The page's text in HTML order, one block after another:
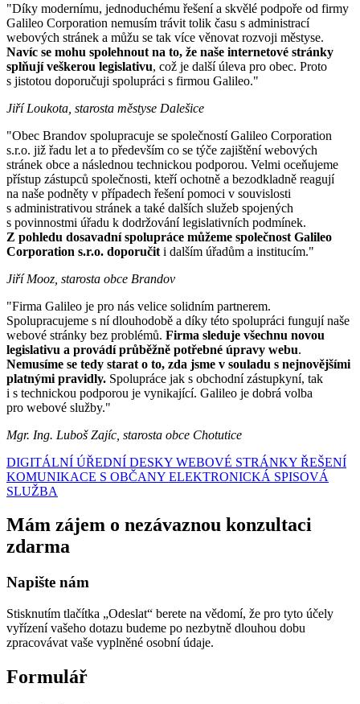
"Díky modernímu, jednoduchému řešení a skvělé podpoře od firmy
Galileo Corporation nemusím trávit tolik času s administrací
webových stránek a můžu se tak více věnovat rozvoji městyse.
Navíc se mohu spolehnout na to, že naše internetové stránky
splňují veškerou legislativu, což je další úleva pro obec. Proto
s jistotou doporučuji spolupráci s firmou Galileo."
Jiří Loukota, starosta městyse Dalešice
"Obec Brandov spolupracuje se společností Galileo Corporation
s.r.o. již řadu let a to především co se týče zajištění webových
stránek obce a následnou technickou podporou. Velmi oceňujeme
přístup zástupců společnosti, kteří ochotně a bezodkladně reagují
na naše podněty v případech řešení pomoci v souvislosti
s administrativou stránek a také dalších služeb spojených
s povinnostmi úřadu k dodržování legislativních podmínek.
Z pohledu dosavadní spolupráce můžeme společnost Galileo
Corporation s.r.o. doporučit i dalším úřadům a institucím."
Jiří Mooz, starosta obce Brandov
"Firma Galileo je pro nás velice solidním partnerem.
Spolupracujeme s ní dlouhodobě a díky této spolupráci fungují naše
webové stránky bez problémů. Firma sleduje všechnu novou
legislativu a provádí průběžně potřebné úpravy webu.
Nemusíme se tedy starat o to, zda jsme v souladu s nejnovějšími
platnými pravidly. Spolupráce jak s obchodní zástupkyní, tak
i s technickou podporou je vynikající. Galileo je dobrá volba
pro webové služby."
Mgr. Ing. Luboš Zajíc, starosta obce Chotutice
DIGITÁLNÍ ÚŘEDNÍ DESKY WEBOVÉ STRÁNKY ŘEŠENÍ
KOMUNIKACE S OBČANY ELEKTRONICKÁ SPISOVÁ
SLUŽBA
Mám zájem o nezávaznou konzultaci
zdarma
Napište nám
Stisknutím tlačítka „Odeslat“ berete na vědomí, že pro tyto účely
vyřízení vašeho dotazu budeme po nezbytně dlouhou dobu
zpracovávat vaše vyplněné osobní údaje.
Formulář